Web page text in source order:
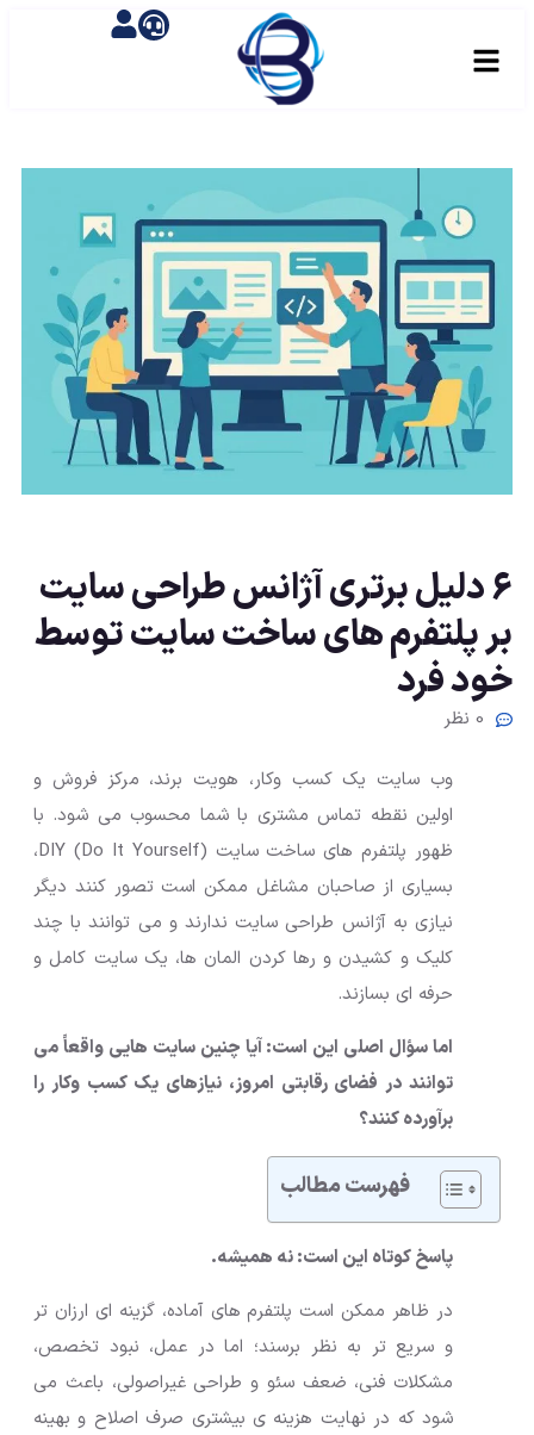
۶ دلیل برتری آژانس طراحی سایت
بر پلتفرم های ساخت سایت توسط
خود فرد
0 نظر
وب سایت یک کسب وکار، هویت برند، مرکز فروش و
اولین نقطه تماس مشتری با شما محسوب می شود. با
ظهور پلتفرم های ساخت سایت DIY (Do It Yourself)،
بسیاری از صاحبان مشاغل ممکن است تصور کنند دیگر
نیازی به آژانس طراحی سایت ندارند و می توانند با چند
کلیک و کشیدن و رها کردن المان ها، یک سایت کامل و
حرفه ای بسازند.
اما سؤال اصلی این است: آیا چنین سایت هایی واقعاً می
توانند در فضای رقابتی امروز، نیازهای یک کسب وکار را
برآورده کنند؟
فهرست مطالب
پاسخ کوتاه این است: نه همیشه.
در ظاهر ممکن است پلتفرم های آماده، گزینه ای ارزان تر
و سریع تر به نظر برسند؛ اما در عمل، نبود تخصص،
مشکلات فنی، ضعف سئو و طراحی غیراصولی، باعث می
شود که در نهایت هزینه ی بیشتری صرف اصلاح و بهینه